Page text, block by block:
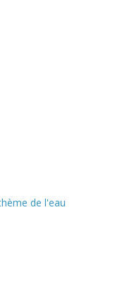
de l'eau